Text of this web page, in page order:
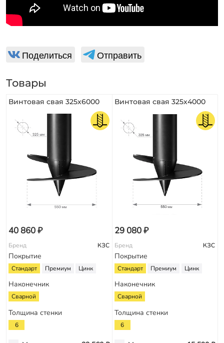
Поделиться Отправить
Товары
Винтовая свая 325х6000
40 860 ₽
Бренд КЗС
Покрытие
Стандарт Премиум Цинк
Наконечник
Сварной
Толщина стенки
6
Винтовая свая 325х4000
29 080 ₽
Бренд КЗС
Покрытие
Стандарт Премиум Цинк
Наконечник
Сварной
Толщина стенки
6